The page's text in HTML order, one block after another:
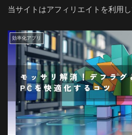
当サイトはアフィリエイトを利用
効率化アプリ